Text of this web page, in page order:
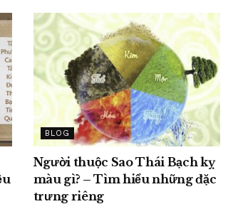
BLOG
Người thuộc Sao Thái Bạch kỵ
màu gì? – Tìm hiểu những đặc
trưng riêng